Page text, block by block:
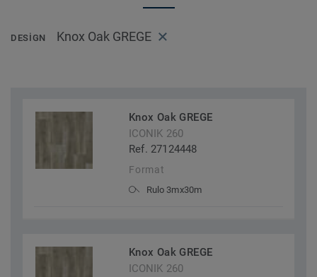
DESIGN Knox Oak GREGE
Knox Oak GREGE
ICONIK 260
Ref. 27124448
Format
Rulo 3mx30m
Knox Oak GREGE
ICONIK 260